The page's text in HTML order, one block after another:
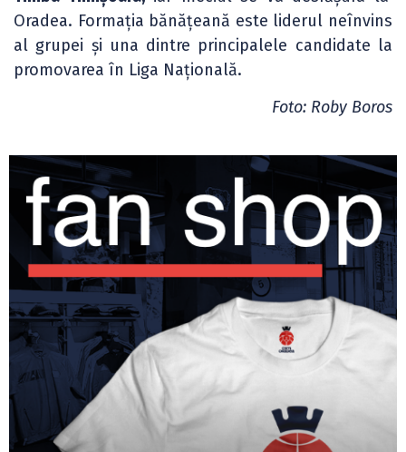
Oradea. Formația bănățeană este liderul neînvins
al grupei și una dintre principalele candidate la
promovarea în Liga Națională.
Foto: Roby Boros